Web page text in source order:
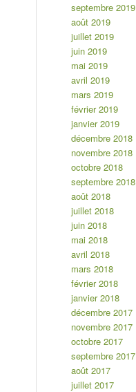
septembre 2019
août 2019
juillet 2019
juin 2019
mai 2019
avril 2019
mars 2019
février 2019
janvier 2019
décembre 2018
novembre 2018
octobre 2018
septembre 2018
août 2018
juillet 2018
juin 2018
mai 2018
avril 2018
mars 2018
février 2018
janvier 2018
décembre 2017
novembre 2017
octobre 2017
septembre 2017
août 2017
juillet 2017